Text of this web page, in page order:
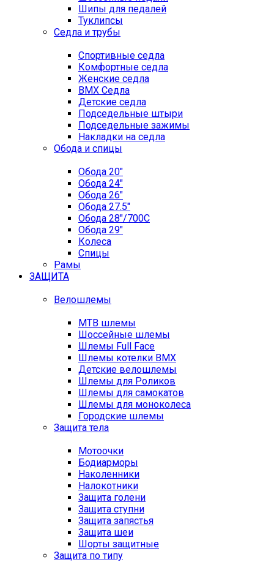
Шипы для педалей
Туклипсы
Седла и трубы
Спортивные седла
Комфортные седла
Женские седла
BMX Седла
Детские седла
Подседельные штыри
Подседельные зажимы
Накладки на седла
Обода и спицы
Обода 20"
Обода 24"
Обода 26"
Обода 27.5"
Обода 28"/700C
Обода 29"
Колеса
Спицы
Рамы
ЗАЩИТА
Велошлемы
MTB шлемы
Шоссейные шлемы
Шлемы Full Face
Шлемы котелки BMX
Детские велошлемы
Шлемы для Роликов
Шлемы для самокатов
Шлемы для моноколеса
Городские шлемы
Защита тела
Мотоочки
Бодиарморы
Наколенники
Налокотники
Защита голени
Защита ступни
Защита запястья
Защита шеи
Шорты защитные
Защита по типу